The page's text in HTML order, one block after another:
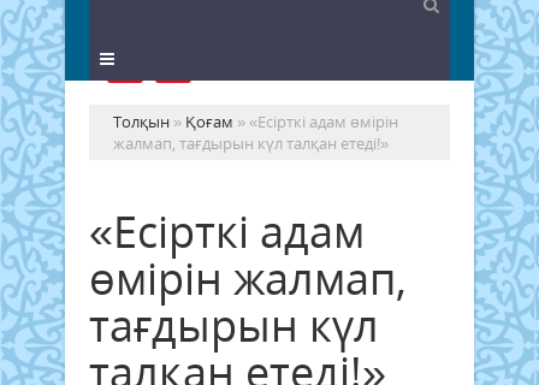
Толқын » Қоғам » «Есірткі адам өмірін
жалмап, тағдырын күл талқан етеді!»
«Есірткі адам
өмірін жалмап,
тағдырын күл
талқан етеді!»